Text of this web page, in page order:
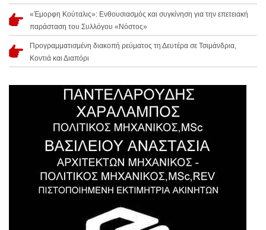
«Έμορφη Κούταλις»: Ενθουσιασμός και συγκίνηση για την επετειακή
παράσταση του Συλλόγου «Νόστος»
Προγραμματισμένη διακοπή ρεύματος τη Δευτέρα σε Τσιμάνδρια,
Κοντιά και Διαπόρι